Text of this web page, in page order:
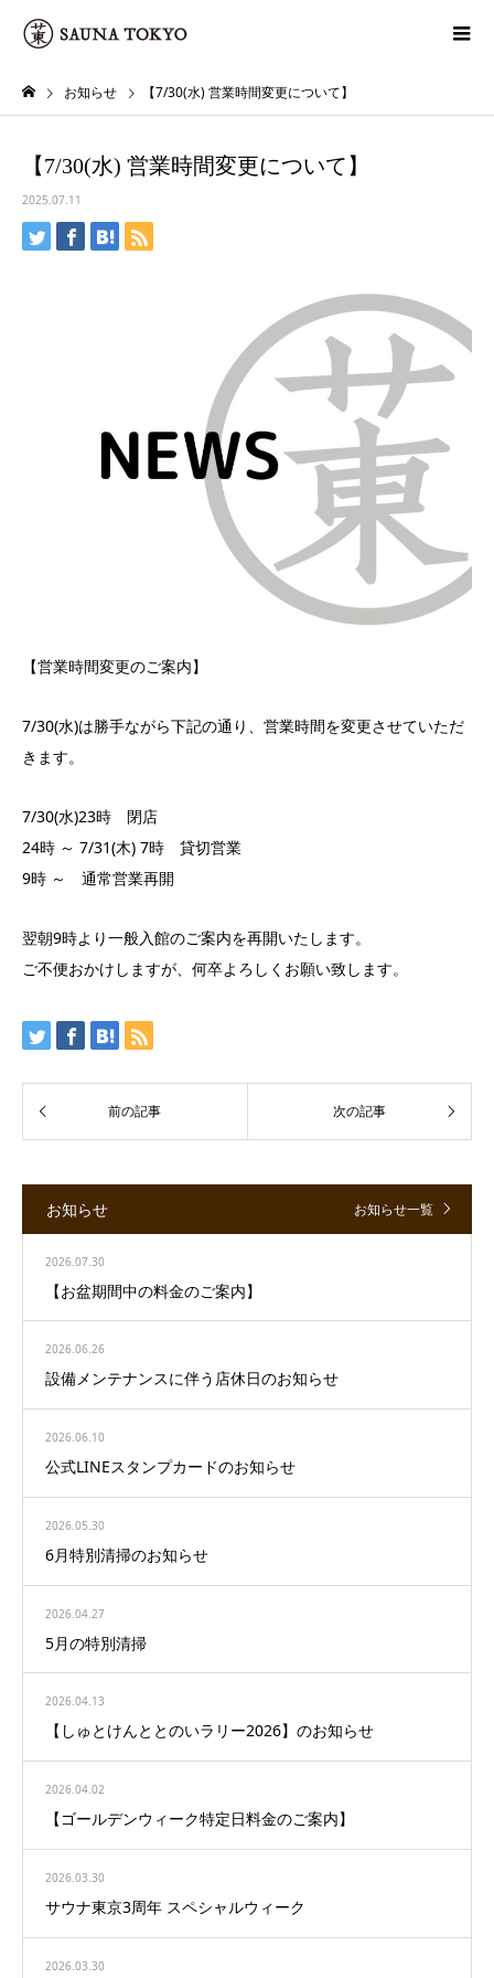
お知らせ 【7/30(水) 営業時間変更について】
【7/30(水) 営業時間変更について】
2025.07.11
【営業時間変更のご案内】
7/30(水)は勝手ながら下記の通り、営業時間を変更させていただ
きます。
7/30(水)23時 閉店
24時 ～ 7/31(木) 7時 貸切営業
9時 ～ 通常営業再開
翌朝9時より一般入館のご案内を再開いたします。
ご不便おかけしますが、何卒よろしくお願い致します。
お知らせ お知らせ一覧
2026.07.30
【お盆期間中の料金のご案内】
2026.06.26
設備メンテナンスに伴う店休日のお知らせ
2026.06.10
公式LINEスタンプカードのお知らせ
2026.05.30
6月特別清掃のお知らせ
2026.04.27
5月の特別清掃
2026.04.13
【しゅとけんととのいラリー2026】のお知らせ
2026.04.02
【ゴールデンウィーク特定日料金のご案内】
2026.03.30
サウナ東京3周年 スペシャルウィーク
2026.03.30